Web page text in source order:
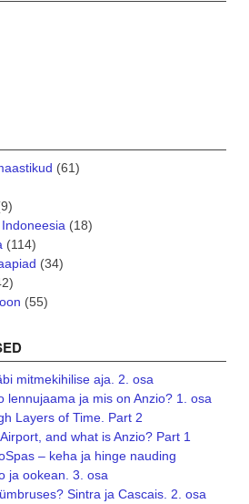
(61)
(18)
(114)
(34)
(55)
mitmekihilise aja. 2. osa
lennujaama ja mis on Anzio? 1. osa
Layers of Time. Part 2
and what is Anzio? Part 1
– keha ja hinge nauding
ja ookean. 3. osa
Sintra ja Cascais. 2. osa